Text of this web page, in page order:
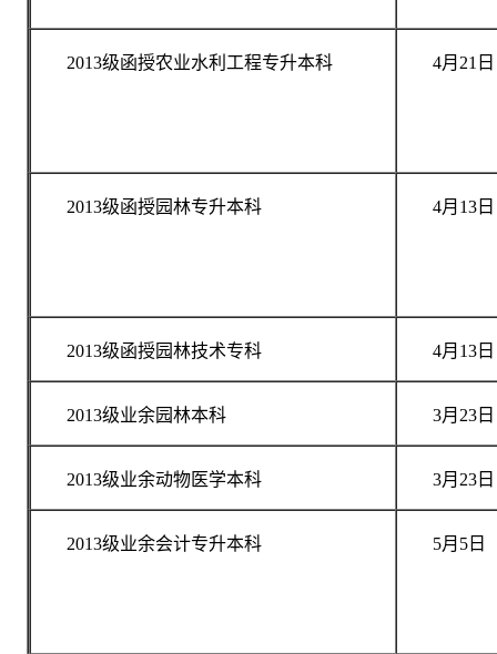
2013级函授农业水利工程专升本科 4月21日
2013级函授园林专升本科 4月13日
2013级函授园林技术专科 4月13日
2013级业余园林本科 3月23日
2013级业余动物医学本科 3月23日
2013级业余会计专升本科 5月5日